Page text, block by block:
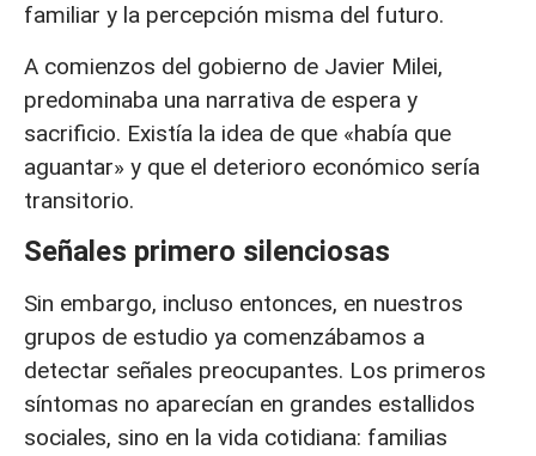
familiar y la percepción misma del futuro.
A comienzos del gobierno de Javier Milei,
predominaba una narrativa de espera y
sacrificio. Existía la idea de que «había que
aguantar» y que el deterioro económico sería
transitorio.
Señales primero silenciosas
Sin embargo, incluso entonces, en nuestros
grupos de estudio ya comenzábamos a
detectar señales preocupantes. Los primeros
síntomas no aparecían en grandes estallidos
sociales, sino en la vida cotidiana: familias